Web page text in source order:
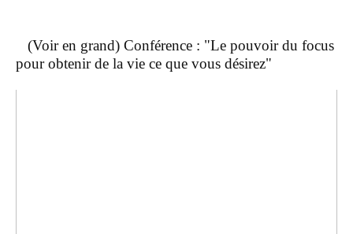
(Voir en grand) Conférence : "Le pouvoir du focus
pour obtenir de la vie ce que vous désirez"